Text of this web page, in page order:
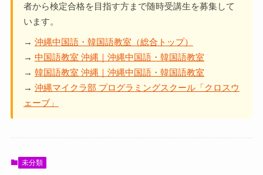
者から検定合格を目指す方まで随時受講生を募集して
います。
→ 沖縄中国語・韓国語教室（総合トップ）
→ 中国語教室 沖縄｜沖縄中国語・韓国語教室
→ 韓国語教室 沖縄｜沖縄中国語・韓国語教室
→ 沖縄マイクラ部 プログラミングスクール「クロスウ
ェーブ」
未分類